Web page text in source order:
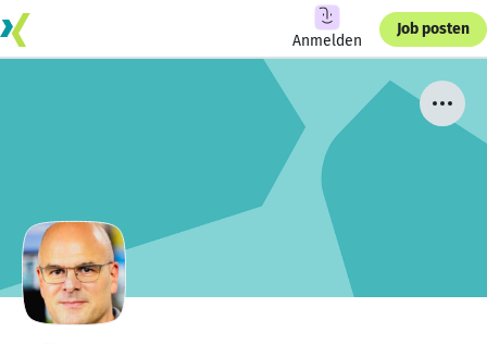
Anmelden
Job posten